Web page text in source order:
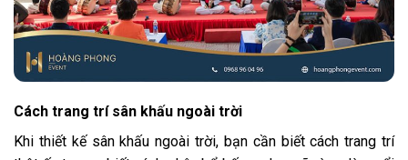
Cách trang trí sân khấu ngoài trời
Khi thiết kế sân khấu ngoài trời, bạn cần biết cách trang trí